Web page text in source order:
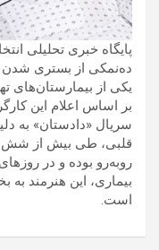
ده‌نمکی از بستری
یکی از بیمارستان‌های
بر اساس اعلام این
سریال «دادستان» به
قلبی، طی بیش از شش
روبه‌رو بوده و در
بیماری، این هنرمند
است.